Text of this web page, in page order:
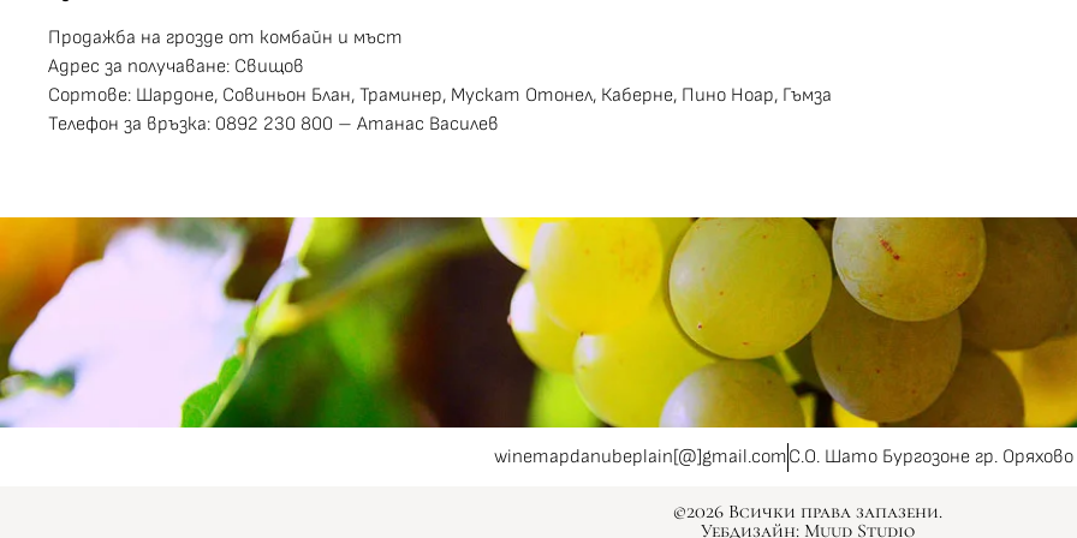
Продажба на грозде от комбайн и мъст
Адрес за получаване: Свищов
Сортове: Шардоне, Совиньон Блан, Траминер, Мускат Отонел, Каберне, Пино Ноар, Гъмза
Телефон за връзка: 0892 230 800 – Атанас Василев
winemapdanubeplain[@]gmail.comС.О. Шато Бургозоне гр.
©2026 Всички права запазени.
Уебдизайн: Muud Studio